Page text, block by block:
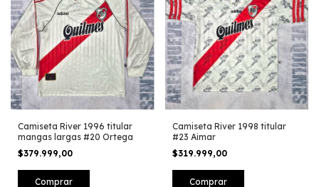
Camiseta River 1996 titular
mangas largas #20 Ortega
$379.999,00
Comprar
Camiseta River 1998 titular
#23 Aimar
$319.999,00
Comprar